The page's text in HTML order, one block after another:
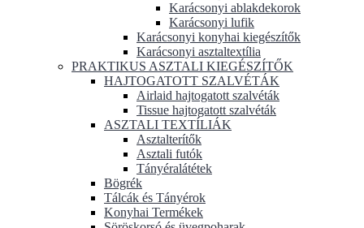
Karácsonyi ablakdekorok
Karácsonyi lufik
Karácsonyi konyhai kiegészítők
Karácsonyi asztaltextília
PRAKTIKUS ASZTALI KIEGÉSZÍTŐK
HAJTOGATOTT SZALVÉTÁK
Airlaid hajtogatott szalvéták
Tissue hajtogatott szalvéták
ASZTALI TEXTÍLIÁK
Asztalterítők
Asztali futók
Tányéralátétek
Bögrék
Tálcák és Tányérok
Konyhai Termékek